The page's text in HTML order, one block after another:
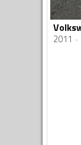
2011